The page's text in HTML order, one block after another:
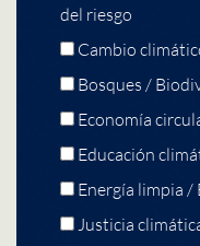
del riesgo
Cambio
Bosques /
Economía
Educación
Energía limpia /
Justicia